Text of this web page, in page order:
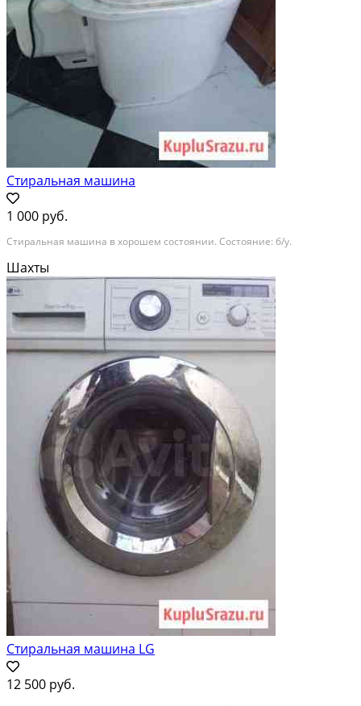
Стиральная машина
1 000 руб.
Стиральная машина в хорошем состоянии. Состояние: б/у.
Шахты
Стиральная машина LG
12 500 руб.